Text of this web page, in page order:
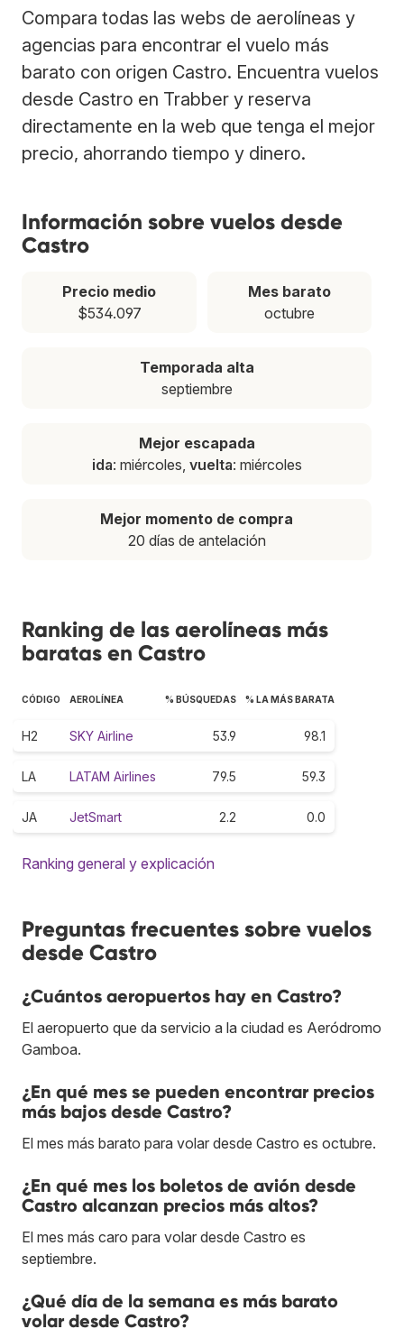
Compara todas las webs de aerolíneas y
agencias para encontrar el vuelo más
barato con origen Castro. Encuentra vuelos
desde Castro en Trabber y reserva
directamente en la web que tenga el mejor
precio, ahorrando tiempo y dinero.
Información sobre vuelos desde
Castro
Precio medio
$534.097
Mes barato
octubre
Temporada alta
septiembre
Mejor escapada
ida: miércoles, vuelta: miércoles
Mejor momento de compra
20 días de antelación
Ranking de las aerolíneas más
baratas en Castro
CÓDIGO AEROLÍNEA % BÚSQUEDAS % LA MÁS BARATA
H2 SKY Airline 53.9 98.1
LA LATAM Airlines 79.5 59.3
JA JetSmart 2.2 0.0
Ranking general y explicación
Preguntas frecuentes sobre vuelos
desde Castro
¿Cuántos aeropuertos hay en Castro?
El aeropuerto que da servicio a la ciudad es Aeródromo
Gamboa.
¿En qué mes se pueden encontrar precios
más bajos desde Castro?
El mes más barato para volar desde Castro es octubre.
¿En qué mes los boletos de avión desde
Castro alcanzan precios más altos?
El mes más caro para volar desde Castro es
septiembre.
¿Qué día de la semana es más barato
volar desde Castro?